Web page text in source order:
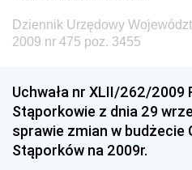
Dziennik Urzędowy
Dziennik Urzędowy
Narodowego i Sportu
Dziennik Urzędowy
Społecznej
Dziennik Urzędowy
2009 nr 475 poz. 3455
Uchwała nr XLII/262/2009
Stąporkowie z dnia 29
sprawie zmian w budżecie
Stąporków na 2009r.